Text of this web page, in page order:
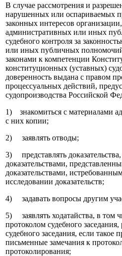
В случае рассмотрения и
нарушенных или оспариваемых
законных интересов
административных или иных
судебного контроля за
или иных публичных
законами к компетенции
конституционных (уставных)
доверенность выдана с правом
процессуальных действий,
судопроизводства Российской
1) знакомиться с материалами
с них копии;
2) заявлять отводы;
3) представлять доказательства,
доказательствами,
доказательствами,
исследовании доказательств;
4) задавать вопросы другим
5) заявлять ходатайства, в том
протоколом судебного
судебного заседания, если такое
письменные замечания к
протоколирования;